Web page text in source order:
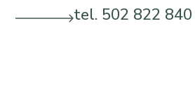
tel. 502 822 840